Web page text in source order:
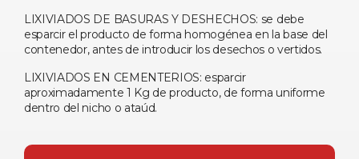
LIXIVIADOS DE BASURAS Y DESHECHOS: se debe
esparcir el producto de forma homogénea en la base del
contenedor, antes de introducir los desechos o vertidos.
LIXIVIADOS EN CEMENTERIOS: esparcir
aproximadamente 1 Kg de producto, de forma uniforme
dentro del nicho o ataúd.